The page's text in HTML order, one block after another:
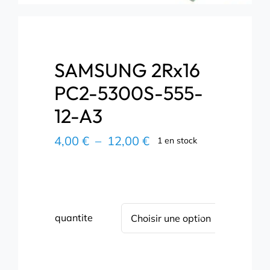
SAMSUNG 2Rx16
PC2-5300S-555-
12-A3
4,00 € – 12,00 €Plage
à
12,00 €
1 en stock
quantite 